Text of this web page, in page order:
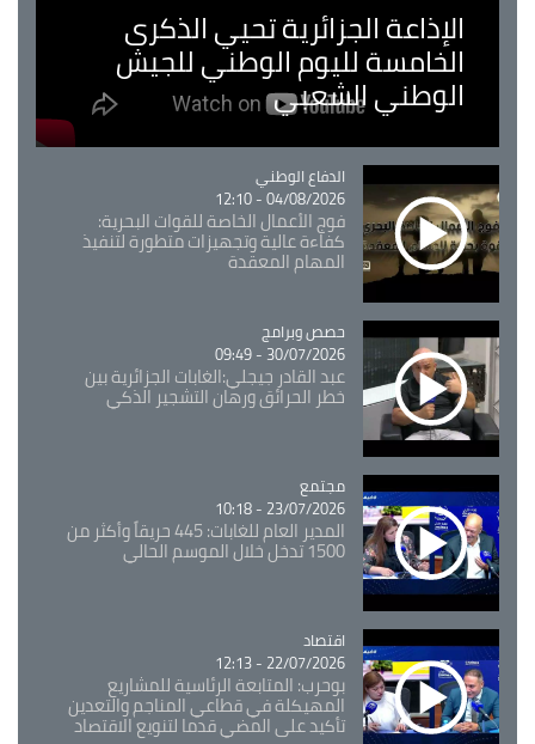
الإذاعة الجزائرية تحيي الذكرى
الخامسة لليوم الوطني للجيش
الوطني الشعبي
Catégorie
الدفاع الوطني
04/08/2026 - 12:10
فوج الأعمال الخاصة للقوات البحرية:
كفاءة عالية وتجهيزات متطورة لتنفيذ
المهام المعقدة
Catégorie
حصص وبرامج
30/07/2026 - 09:49
عبد القادر جيجلي:الغابات الجزائرية بين
خطر الحرائق ورهان التشجير الذكي
Catégorie
مجتمع
23/07/2026 - 10:18
المدير العام للغابات: 445 حريقاً وأكثر من
1500 تدخل خلال الموسم الحالي
Catégorie
اقتصاد
22/07/2026 - 12:13
بوحرب: المتابعة الرئاسية للمشاريع
المهيكلة في قطاعي المناجم والتعدين
تأكيد على المضي قدما لتنويع الاقتصاد